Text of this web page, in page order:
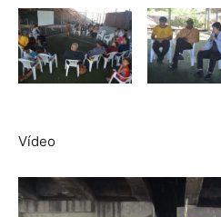
Vídeo
Tocador
de